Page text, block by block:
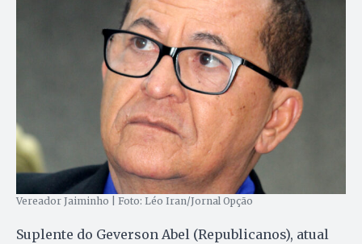
Vereador Jaiminho | Foto: Léo Iran/Jornal Opção
Suplente do Geverson Abel (Republicanos), atual